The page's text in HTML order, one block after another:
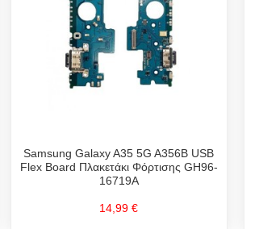
Samsung Galaxy A35 5G A356B USB
Flex Board Πλακετάκι Φόρτισης GH96-
16719A
14,99 €